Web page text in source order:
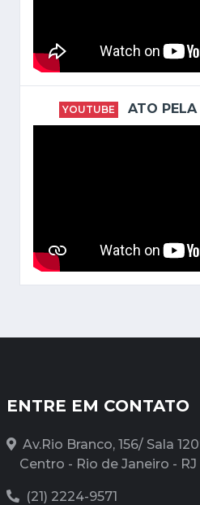
YOUTUBE ATO PELA
ENTRE EM CONTATO
Av.Rio Branco, 156/ Sala
Centro - Rio de Janeiro - RJ
(21) 2224-9571